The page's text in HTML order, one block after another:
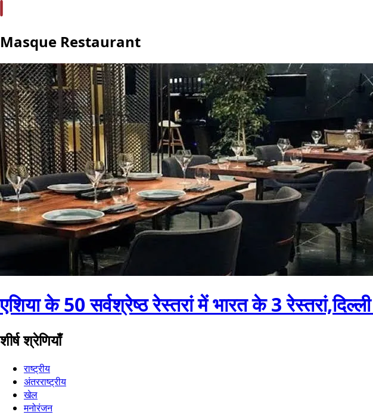
Masque Restaurant
एशिया के 50 सर्वश्रेष्ठ रेस्तरां में भारत के 3
शीर्ष श्रेणियाँ
राष्ट्रीय
अंतरराष्ट्रीय
खेल
मनोरंजन